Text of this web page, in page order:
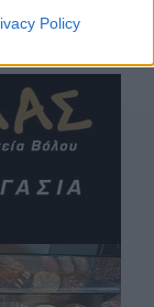
Policy